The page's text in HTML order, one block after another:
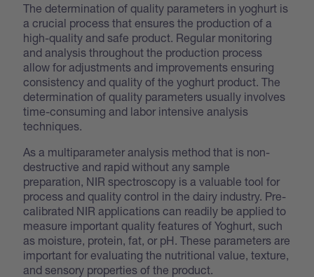
The determination of quality parameters in yoghurt is
a crucial process that ensures the production of a
high-quality and safe product. Regular monitoring
and analysis throughout the production process
allow for adjustments and improvements ensuring
consistency and quality of the yoghurt product. The
determination of quality parameters usually involves
time-consuming and labor intensive analysis
techniques.
As a multiparameter analysis method that is non-
destructive and rapid without any sample
preparation, NIR spectroscopy is a valuable tool for
process and quality control in the dairy industry. Pre-
calibrated NIR applications can readily be applied to
measure important quality features of Yoghurt, such
as moisture, protein, fat, or pH. These parameters are
important for evaluating the nutritional value, texture,
and sensory properties of the product.